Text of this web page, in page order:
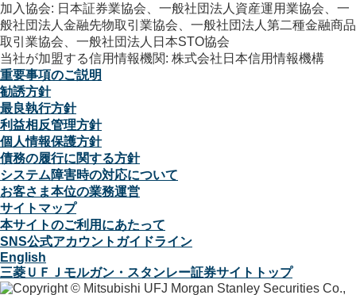
加入協会: 日本証券業協会、一般社団法人資産運用業協会、一
般社団法人金融先物取引業協会、一般社団法人第二種金融商品
取引業協会、一般社団法人日本STO協会
当社が加盟する信用情報機関: 株式会社日本信用情報機構
重要事項のご説明
勧誘方針
最良執行方針
利益相反管理方針
個人情報保護方針
債務の履行に関する方針
システム障害時の対応について
お客さま本位の業務運営
サイトマップ
本サイトのご利用にあたって
SNS公式アカウントガイドライン
English
三菱ＵＦＪモルガン・スタンレー証券サイトトップ